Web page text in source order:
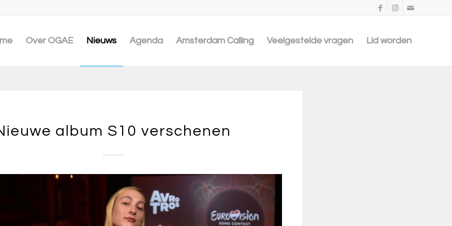
Over OGAE Nieuws Agenda Amsterdam Calling Veelgestelde vragen Lid worden
album S10 verschenen